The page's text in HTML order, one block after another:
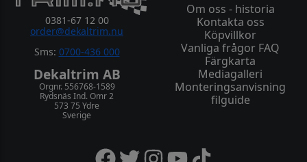
0381-67 12 00
order@dekaltrim.nu
Sms: 0700-436 000
Dekaltrim AB
Orgnr. 556768-1589
Rydsnäs Ind. Omr 2
573 75 Ydre
Sverige
Om oss - historia
Kontakta oss
Köpvillkor
Vanliga frågor FAQ
Färgkarta
Mediagalleri
Monteringsanvisning
filguide